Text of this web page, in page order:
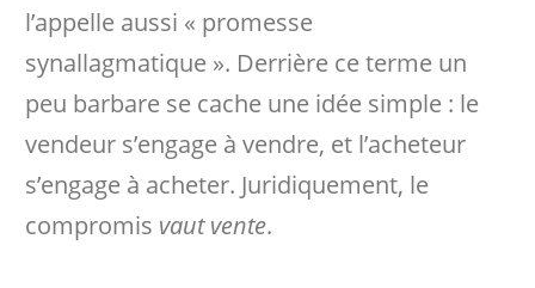
l’appelle aussi « promesse
synallagmatique ». Derrière ce terme un
peu barbare se cache une idée simple : le
vendeur s’engage à vendre, et l’acheteur
s’engage à acheter. Juridiquement, le
compromis vaut vente.